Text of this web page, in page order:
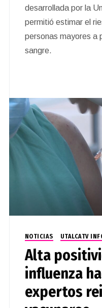
desarrollada por la
permitió estimar el
personas mayores a
sangre.
NOTICIAS UTALCATV
Alta
influenza
expertos